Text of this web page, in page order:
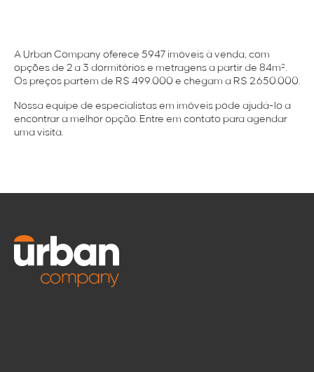
A Urban Company oferece 5947 imóveis à venda, com
opções de 2 a 3 dormitórios e metragens a partir de 84m².
Os preços partem de R$ 499.000 e chegam a R$ 2.650.000.
Nossa equipe de especialistas em imóveis pode ajudá-lo a
encontrar a melhor opção. Entre em contato para agendar
uma visita.